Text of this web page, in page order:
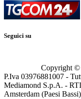
Seguici su
Copyright ©
P.Iva 03976881007 -
Mediamond S.p.A. -
Amsterdam (Paesi